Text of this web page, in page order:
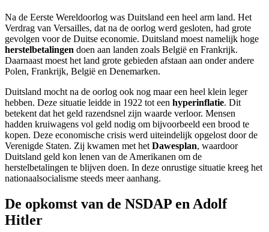
Na de Eerste Wereldoorlog was Duitsland een heel arm land. Het
Verdrag van Versailles, dat na de oorlog werd gesloten, had grote
gevolgen voor de Duitse economie. Duitsland moest namelijk hoge
herstelbetalingen doen aan landen zoals België en Frankrijk.
Daarnaast moest het land grote gebieden afstaan aan onder andere
Polen, Frankrijk, België en Denemarken.
Duitsland mocht na de oorlog ook nog maar een heel klein leger
hebben. Deze situatie leidde in 1922 tot een hyperinflatie. Dit
betekent dat het geld razendsnel zijn waarde verloor. Mensen
hadden kruiwagens vol geld nodig om bijvoorbeeld een brood te
kopen. Deze economische crisis werd uiteindelijk opgelost door de
Verenigde Staten. Zij kwamen met het Dawesplan, waardoor
Duitsland geld kon lenen van de Amerikanen om de
herstelbetalingen te blijven doen. In deze onrustige situatie kreeg het
nationaalsocialisme steeds meer aanhang.
De opkomst van de NSDAP en Adolf
Hitler